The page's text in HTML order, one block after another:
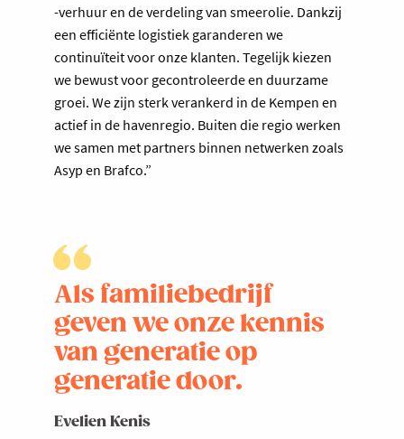
-verhuur en de verdeling van smeerolie. Dankzij
een efficiënte logistiek garanderen we
continuïteit voor onze klanten. Tegelijk kiezen
we bewust voor gecontroleerde en duurzame
groei. We zijn sterk verankerd in de Kempen en
actief in de havenregio. Buiten die regio werken
we samen met partners binnen netwerken zoals
Asyp en Brafco.”
Als familiebedrijf
geven we onze kennis
van generatie op
generatie door.
Evelien Kenis